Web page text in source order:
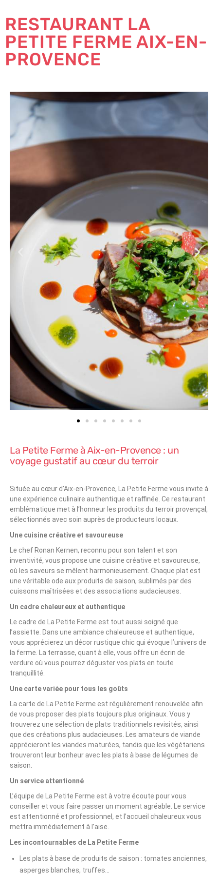
RESTAURANT LA
PETITE FERME AIX-EN-
PROVENCE
La Petite Ferme à Aix-en-Provence : un
voyage gustatif au cœur du terroir
Située au cœur d’Aix-en-Provence, La Petite Ferme vous invite à
une expérience culinaire authentique et raffinée. Ce restaurant
emblématique met à l’honneur les produits du terroir provençal,
sélectionnés avec soin auprès de producteurs locaux.
Une cuisine créative et savoureuse
Le chef Ronan Kernen, reconnu pour son talent et son
inventivité, vous propose une cuisine créative et savoureuse,
où les saveurs se mêlent harmonieusement. Chaque plat est
une véritable ode aux produits de saison, sublimés par des
cuissons maîtrisées et des associations audacieuses.
Un cadre chaleureux et authentique
Le cadre de La Petite Ferme est tout aussi soigné que
l’assiette. Dans une ambiance chaleureuse et authentique,
vous apprécierez un décor rustique chic qui évoque l’univers de
la ferme. La terrasse, quant à elle, vous offre un écrin de
verdure où vous pourrez déguster vos plats en toute
tranquillité.
Une carte variée pour tous les goûts
La carte de La Petite Ferme est régulièrement renouvelée afin
de vous proposer des plats toujours plus originaux. Vous y
trouverez une sélection de plats traditionnels revisités, ainsi
que des créations plus audacieuses. Les amateurs de viande
apprécieront les viandes maturées, tandis que les végétariens
trouveront leur bonheur avec les plats à base de légumes de
saison.
Un service attentionné
L’équipe de La Petite Ferme est à votre écoute pour vous
conseiller et vous faire passer un moment agréable. Le service
est attentionné et professionnel, et l’accueil chaleureux vous
mettra immédiatement à l’aise.
Les incontournables de La Petite Ferme
Les plats à base de produits de saison : tomates anciennes,
asperges blanches, truffes…